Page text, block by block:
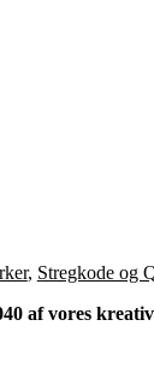
, Stregkode og
af vores